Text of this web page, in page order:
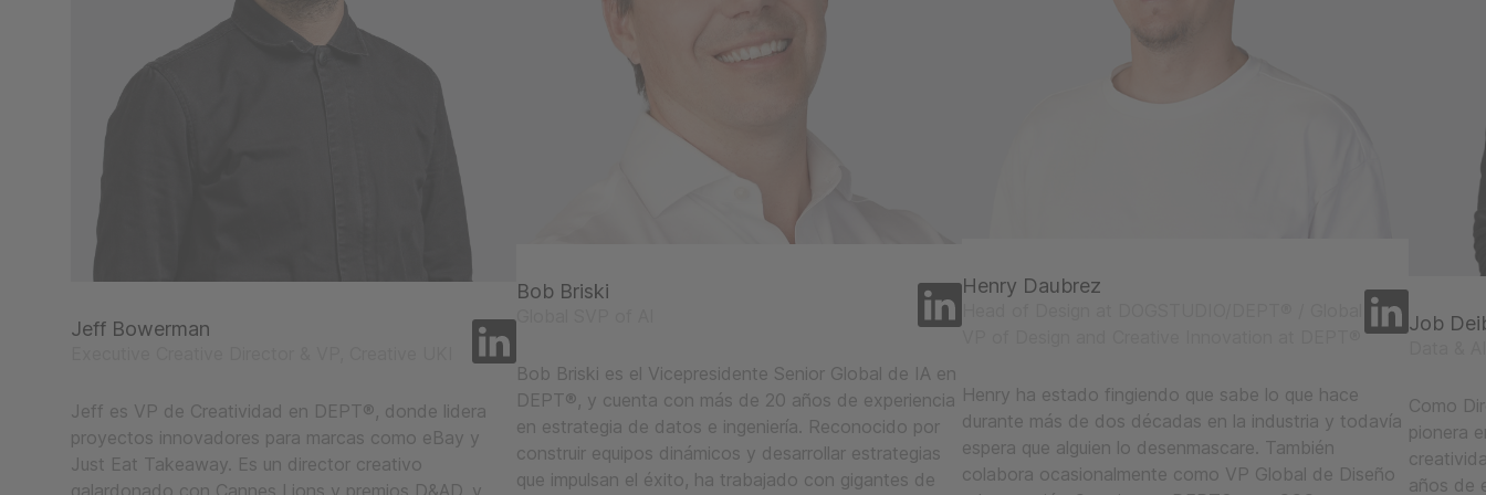
Jeff Bowerman
Jeff es VP de Creatividad en DEPT®, donde lidera
proyectos innovadores para marcas como eBay y
Just Eat Takeaway. Es un director creativo
galardonado con Cannes Lions y premios D&AD, y
Bob Briski
Bob Briski es el Vicepresidente Senior Global de IA en
DEPT®, y cuenta con más de 20 años de experiencia
en estrategia de datos e ingeniería. Reconocido por
construir equipos dinámicos y desarrollar estrategias
que impulsan el éxito, ha trabajado con gigantes de
Henry Daubrez
Henry ha estado fingiendo que sabe lo que hace
durante más de dos décadas en la industria y todavía
espera que alguien lo desenmascare. También
colabora ocasionalmente como VP Global de Diseño
Job
Como
pionera
años de